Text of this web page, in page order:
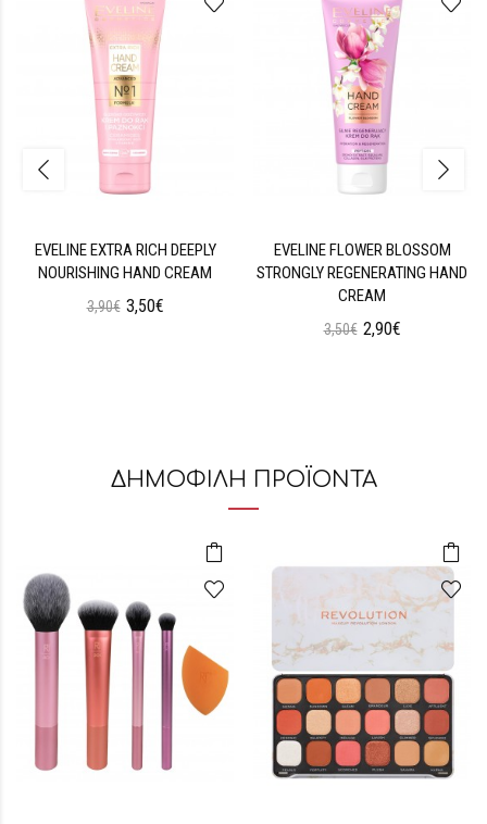
EVELINE EXTRA RICH DEEPLY
NOURISHING HAND CREAM
3,90€ 3,50€
EVELINE FLOWER BLOSSOM
STRONGLY REGENERATING HAND
CREAM
3,50€ 2,90€
ΔΗΜΟΦΙΛΗ ΠΡΟΪΟΝΤΑ